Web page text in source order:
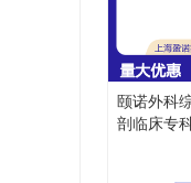
颐诺外科
剖临床专